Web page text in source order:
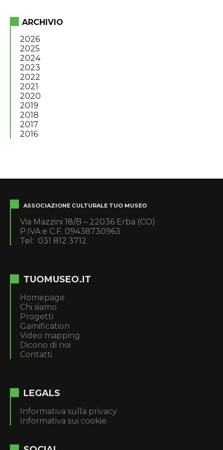
ARCHIVIO
2026
2025
2024
2023
2022
2021
2020
2019
2018
2017
2016
ASSOCIAZIONE CULTURALE TUO MUSEO
Via Mazzini 18/B – 22036 Erba (CO)
P.IVA e C.F. 09438730963
Tel: 031 812 3712
TUOMUSEO.IT
Homepage
Chi siamo
Progetti
Gamification
Video mapping
Dicono di noi
Contatti
LEGALS
Informativa sulla privacy
Informativa sui cookie